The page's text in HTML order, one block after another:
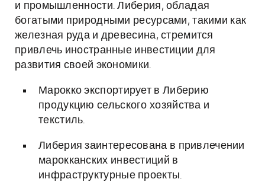
и промышленности. Либерия, обладая
богатыми природными ресурсами, такими как
железная руда и древесина, стремится
привлечь иностранные инвестиции для
развития своей экономики.
Марокко экспортирует в Либерию
продукцию сельского хозяйства и
текстиль.
Либерия заинтересована в привлечении
марокканских инвестиций в
инфраструктурные проекты.